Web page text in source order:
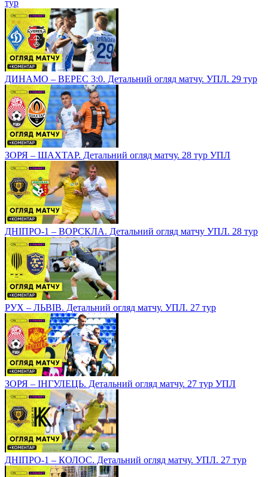
тур
ДИНАМО – ВЕРЕС 3:0. Детальний огляд матчу. УПЛ. 29 тур
ЗОРЯ – ШАХТАР. Детальний огляд матчу. 28 тур УПЛ
ДНІПРО-1 – ВОРСКЛА. Детальний огляд матчу УПЛ. 28 тур
РУХ – ЛЬВІВ. Детальний огляд матчу. УПЛ. 27 тур
ЗОРЯ – ІНГУЛЕЦЬ. Детальний огляд матчу. 27 тур УПЛ
ДНІПРО-1 – КОЛОС. Детальний огляд матчу. УПЛ. 27 тур